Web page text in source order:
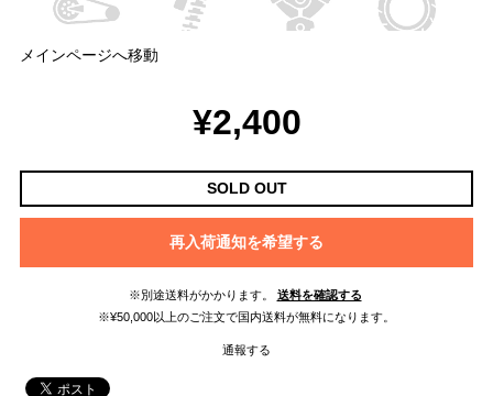
メインページへ移動
¥2,400
SOLD OUT
再入荷通知を希望する
※別途送料がかかります。
送料を確認する
※¥50,000以上のご注文で国内送料が無料になります。
通報する